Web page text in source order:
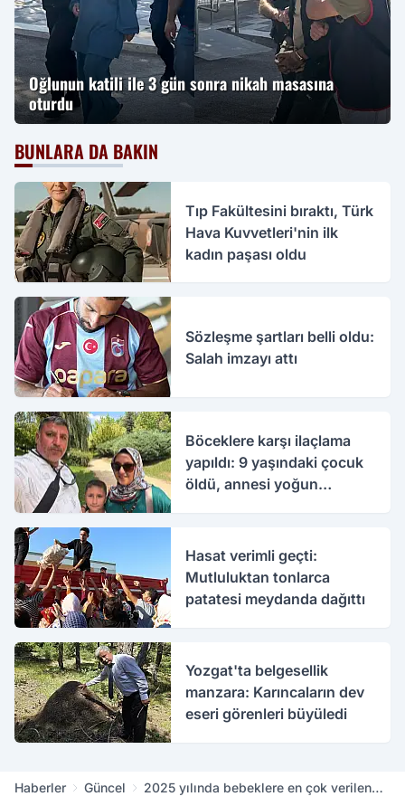
Oğlunun katili ile 3 gün sonra nikah masasına
oturdu
BUNLARA DA BAKIN
Tıp Fakültesini bıraktı, Türk
Hava Kuvvetleri'nin ilk
kadın paşası oldu
Sözleşme şartları belli oldu:
Salah imzayı attı
Böceklere karşı ilaçlama
yapıldı: 9 yaşındaki çocuk
öldü, annesi yoğun
Hasat verimli geçti:
Mutluluktan tonlarca
patatesi meydanda dağıttı
Yozgat'ta belgesellik
manzara: Karıncaların dev
eseri görenleri büyüledi
Haberler Güncel
2025 yılında bebeklere en çok verilen